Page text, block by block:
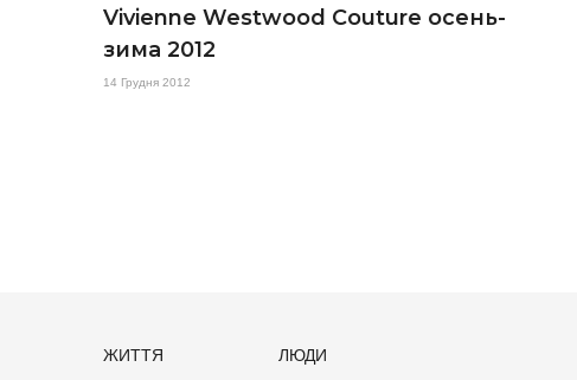
Vivienne Westwood Couture осень-
зима 2012
14 Грудня 2012
ЖИТТЯ
ЛЮДИ